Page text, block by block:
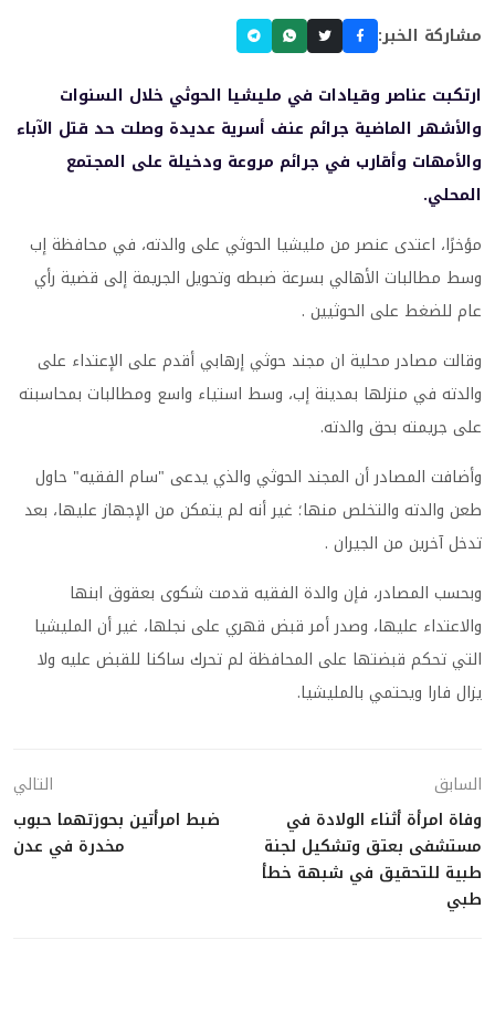
مشاركة الخبر:
ارتكبت عناصر وقيادات في مليشيا الحوثي خلال السنوات
والأشهر الماضية جرائم عنف أسرية عديدة وصلت حد قتل الآباء
والأمهات وأقارب في جرائم مروعة ودخيلة على المجتمع
المحلي.
مؤخرًا، اعتدى عنصر من مليشيا الحوثي على والدته، في محافظة إب
وسط مطالبات الأهالي بسرعة ضبطه وتحويل الجريمة إلى قضية رأي
عام للضغط على الحوثيين .
وقالت مصادر محلية ان مجند حوثي إرهابي أقدم على الإعتداء على
والدته في منزلها بمدينة إب، وسط استياء واسع ومطالبات بمحاسبته
على جريمته بحق والدته.
وأضافت المصادر أن المجند الحوثي والذي يدعى "سام الفقيه" حاول
طعن والدته والتخلص منها؛ غير أنه لم يتمكن من الإجهاز عليها، بعد
تدخل آخرين من الجيران .
وبحسب المصادر، فإن والدة الفقيه قدمت شكوى بعقوق ابنها
والاعتداء عليها، وصدر أمر قبض قهري على نجلها، غير أن المليشيا
التي تحكم قبضتها على المحافظة لم تحرك ساكنا للقبض عليه ولا
يزال فارا ويحتمي بالمليشيا.
السابق
وفاة امرأة أثناء الولادة في
مستشفى بعتق وتشكيل لجنة
طبية للتحقيق في شبهة خطأ
طبي
التالي
ضبط امرأتين بحوزتهما حبوب
مخدرة في عدن